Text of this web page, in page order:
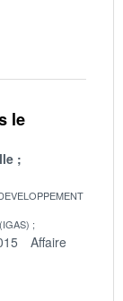
le
Affaire